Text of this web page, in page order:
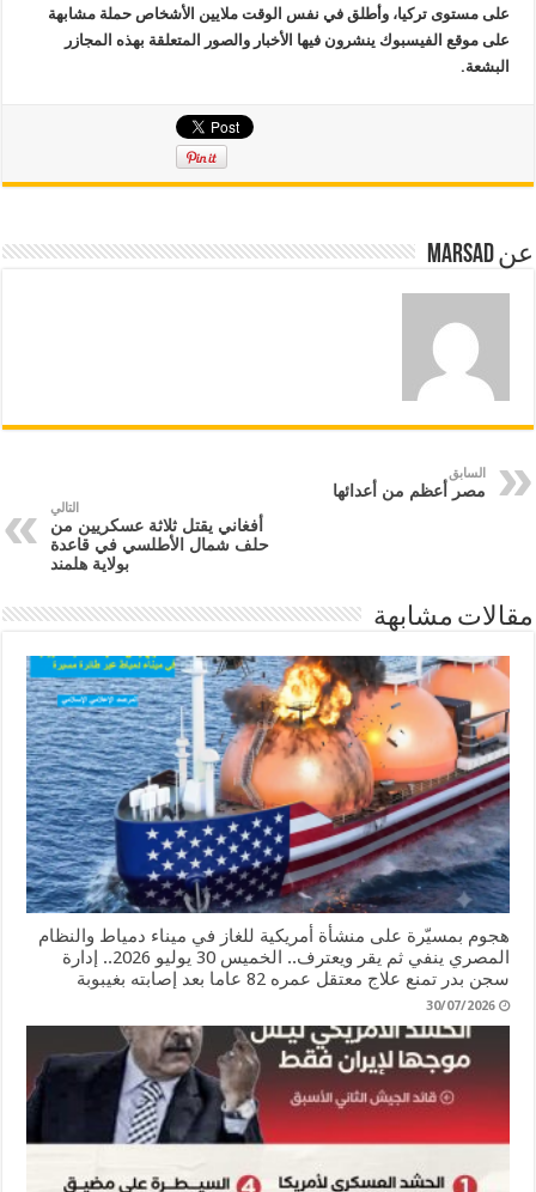
على مستوى تركيا، وأطلق في نفس الوقت ملايين الأشخاص حملة مشابهة
على موقع الفيسبوك ينشرون فيها الأخبار والصور المتعلقة بهذه المجازر
البشعة.
عن marsad
السابق
مصر أعظم من أعدائها
التالي
أفغاني يقتل ثلاثة عسكريين من
حلف شمال الأطلسي في قاعدة
بولاية هلمند
مقالات مشابهة
هجوم بمسيّرة على منشأة أمريكية للغاز في ميناء دمياط والنظام
المصري ينفي ثم يقر ويعترف.. الخميس 30 يوليو 2026.. إدارة
سجن بدر تمنع علاج معتقل عمره 82 عاما بعد إصابته بغيبوبة
30/07/2026